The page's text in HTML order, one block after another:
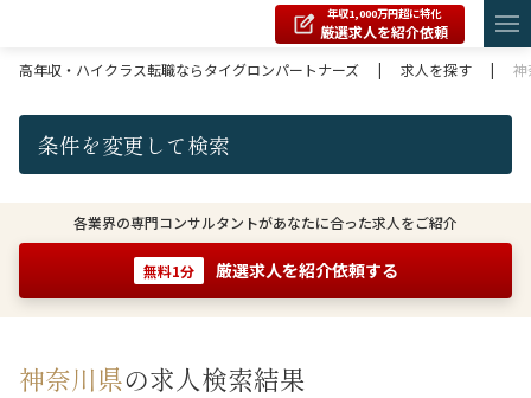
年収1,000万円超に特化
厳選求人を紹介依頼
高年収・ハイクラス転職ならタイグロンパートナーズ
| 求人を探す | 神
条件を変更して検索
各業界の専門コンサルタントがあなたに合った求人をご紹介
無料1分 厳選求人を紹介依頼する
神奈川県の求人検索結果